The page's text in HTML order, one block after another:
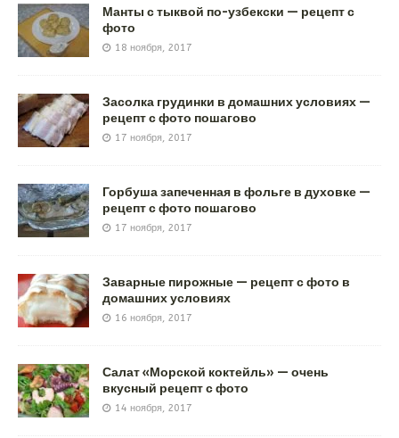
Манты с тыквой по-узбекски — рецепт с
фото
18 ноября, 2017
Засолка грудинки в домашних условиях —
рецепт с фото пошагово
17 ноября, 2017
Горбуша запеченная в фольге в духовке —
рецепт с фото пошагово
17 ноября, 2017
Заварные пирожные — рецепт с фото в
домашних условиях
16 ноября, 2017
Салат «Морской коктейль» — очень
вкусный рецепт с фото
14 ноября, 2017